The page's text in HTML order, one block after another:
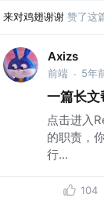
来对鸡翅谢谢 赞了这
Axizs
前端 · 5年
一篇长
点击进入
的职责，
行...
104